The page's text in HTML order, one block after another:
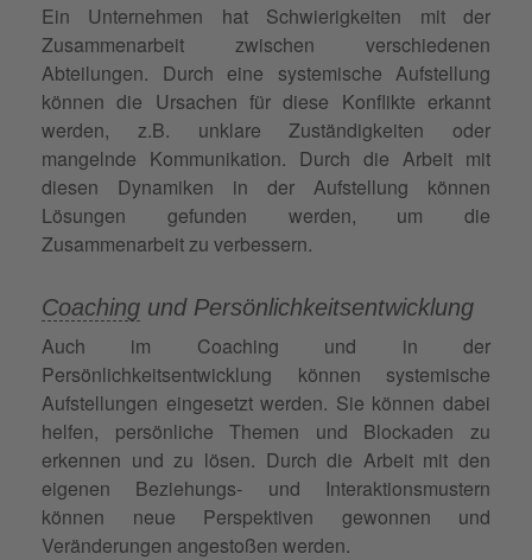
Ein Unternehmen hat Schwierigkeiten mit der
Zusammenarbeit zwischen verschiedenen
Abteilungen. Durch eine systemische Aufstellung
können die Ursachen für diese Konflikte erkannt
werden, z.B. unklare Zuständigkeiten oder
mangelnde Kommunikation. Durch die Arbeit mit
diesen Dynamiken in der Aufstellung können
Lösungen gefunden werden, um die
Zusammenarbeit zu verbessern.
Coaching und Persönlichkeitsentwicklung
Auch im Coaching und in der
Persönlichkeitsentwicklung können systemische
Aufstellungen eingesetzt werden. Sie können dabei
helfen, persönliche Themen und Blockaden zu
erkennen und zu lösen. Durch die Arbeit mit den
eigenen Beziehungs- und Interaktionsmustern
können neue Perspektiven gewonnen und
Veränderungen angestoßen werden.